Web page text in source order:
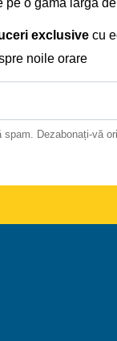
exclusive cu
noile orare
Dezabonați-vă